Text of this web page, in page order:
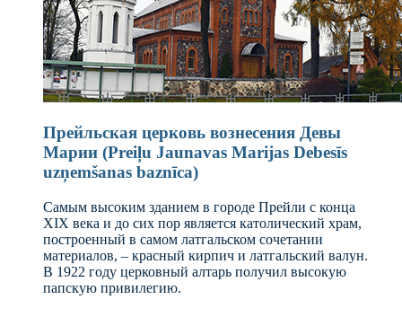
Прейльская церковь вознесения Девы
Марии (Preiļu Jaunavas Marijas Debesīs
uzņemšanas baznīca)
Самым высоким зданием в городе Прейли с конца
XIX века и до сих пор является католический храм,
построенный в самом латгальском сочетании
материалов, – красный кирпич и латгальский валун.
В 1922 году церковный алтарь получил высокую
папскую привилегию.